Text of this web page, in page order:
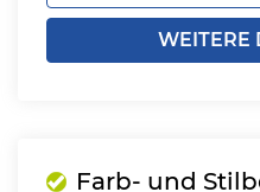
WEITERE
Farb- und